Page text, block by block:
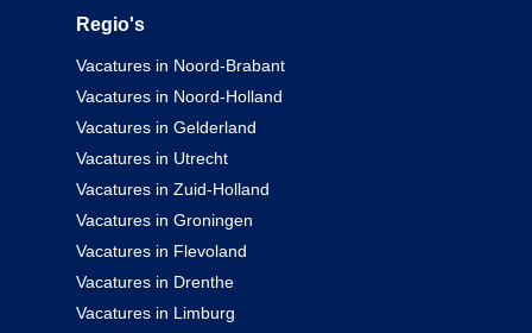
Regio's
Vacatures in Noord-Brabant
Vacatures in Noord-Holland
Vacatures in Gelderland
Vacatures in Utrecht
Vacatures in Zuid-Holland
Vacatures in Groningen
Vacatures in Flevoland
Vacatures in Drenthe
Vacatures in Limburg